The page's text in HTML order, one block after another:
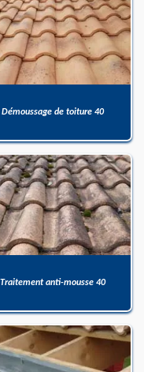
Démoussage de toiture 40
Traitement anti-mousse 40